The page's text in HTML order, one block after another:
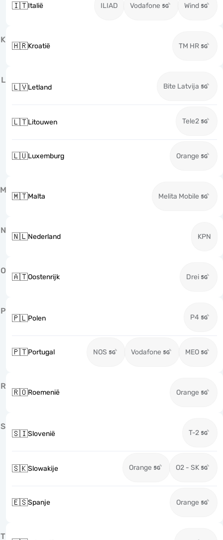
🇮🇹Italië ILIAD Vodafone Wind
K
🇭🇷Kroatië TM HR
L
🇱🇻Letland Bite Latvija
🇱🇹Litouwen Tele2
🇱🇺Luxemburg Orange
M
🇲🇹Malta Melita Mobile
N
🇳🇱Nederland KPN
O
🇦🇹Oostenrijk Drei
P
🇵🇱Polen P4
🇵🇹Portugal NOS Vodafone MEO
R
🇷🇴Roemenië Orange
S
🇸🇮Slovenië T-2
🇸🇰Slowakije Orange O2 - SK
🇪🇸Spanje Orange
T